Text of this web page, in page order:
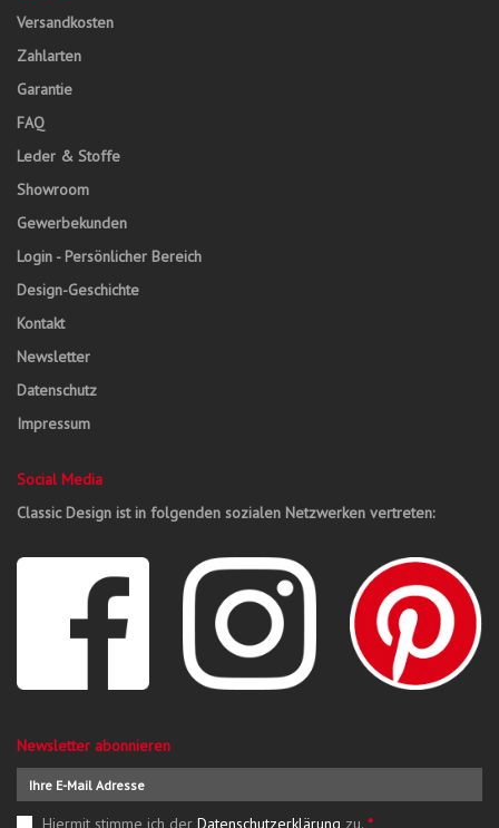
Versandkosten
Zahlarten
Garantie
FAQ
Leder & Stoffe
Showroom
Gewerbekunden
Login - Persönlicher Bereich
Design-Geschichte
Kontakt
Newsletter
Datenschutz
Impressum
Social Media
Classic Design ist in folgenden sozialen Netzwerken vertreten:
Newsletter abonnieren
Hiermit stimme ich der Datenschutzerklärung zu. *